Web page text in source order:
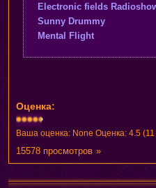
Electronic fields
Sunny Drummy
Mental Flight
Оценка:
Ваша оценка: None Оценка:4.5 (11
»
15578 просмотров